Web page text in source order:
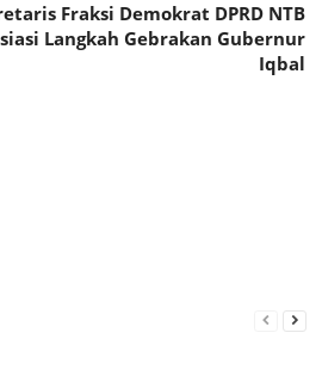
Fraksi Demokrat DPRD NTB
Langkah Gebrakan Gubernur
Iqbal